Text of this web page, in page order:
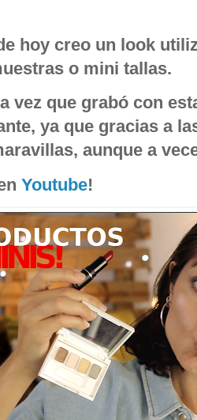
hoy creo un look
o mini tallas.
vez que grabó con
ya que gracias a
aunque a
Youtube!